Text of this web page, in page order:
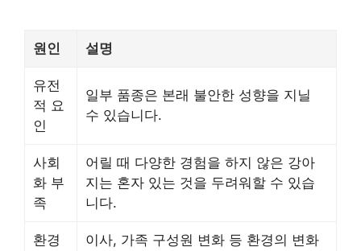
원인 설명
유전
적 요
인
일부 품종은 본래 불안한 성향을 지닐
수 있습니다.
사회
화 부
족
어릴 때 다양한 경험을 하지 않은 강아
지는 혼자 있는 것을 두려워할 수 있습
니다.
환경
이사, 가족 구성원 변화 등 환경의 변화